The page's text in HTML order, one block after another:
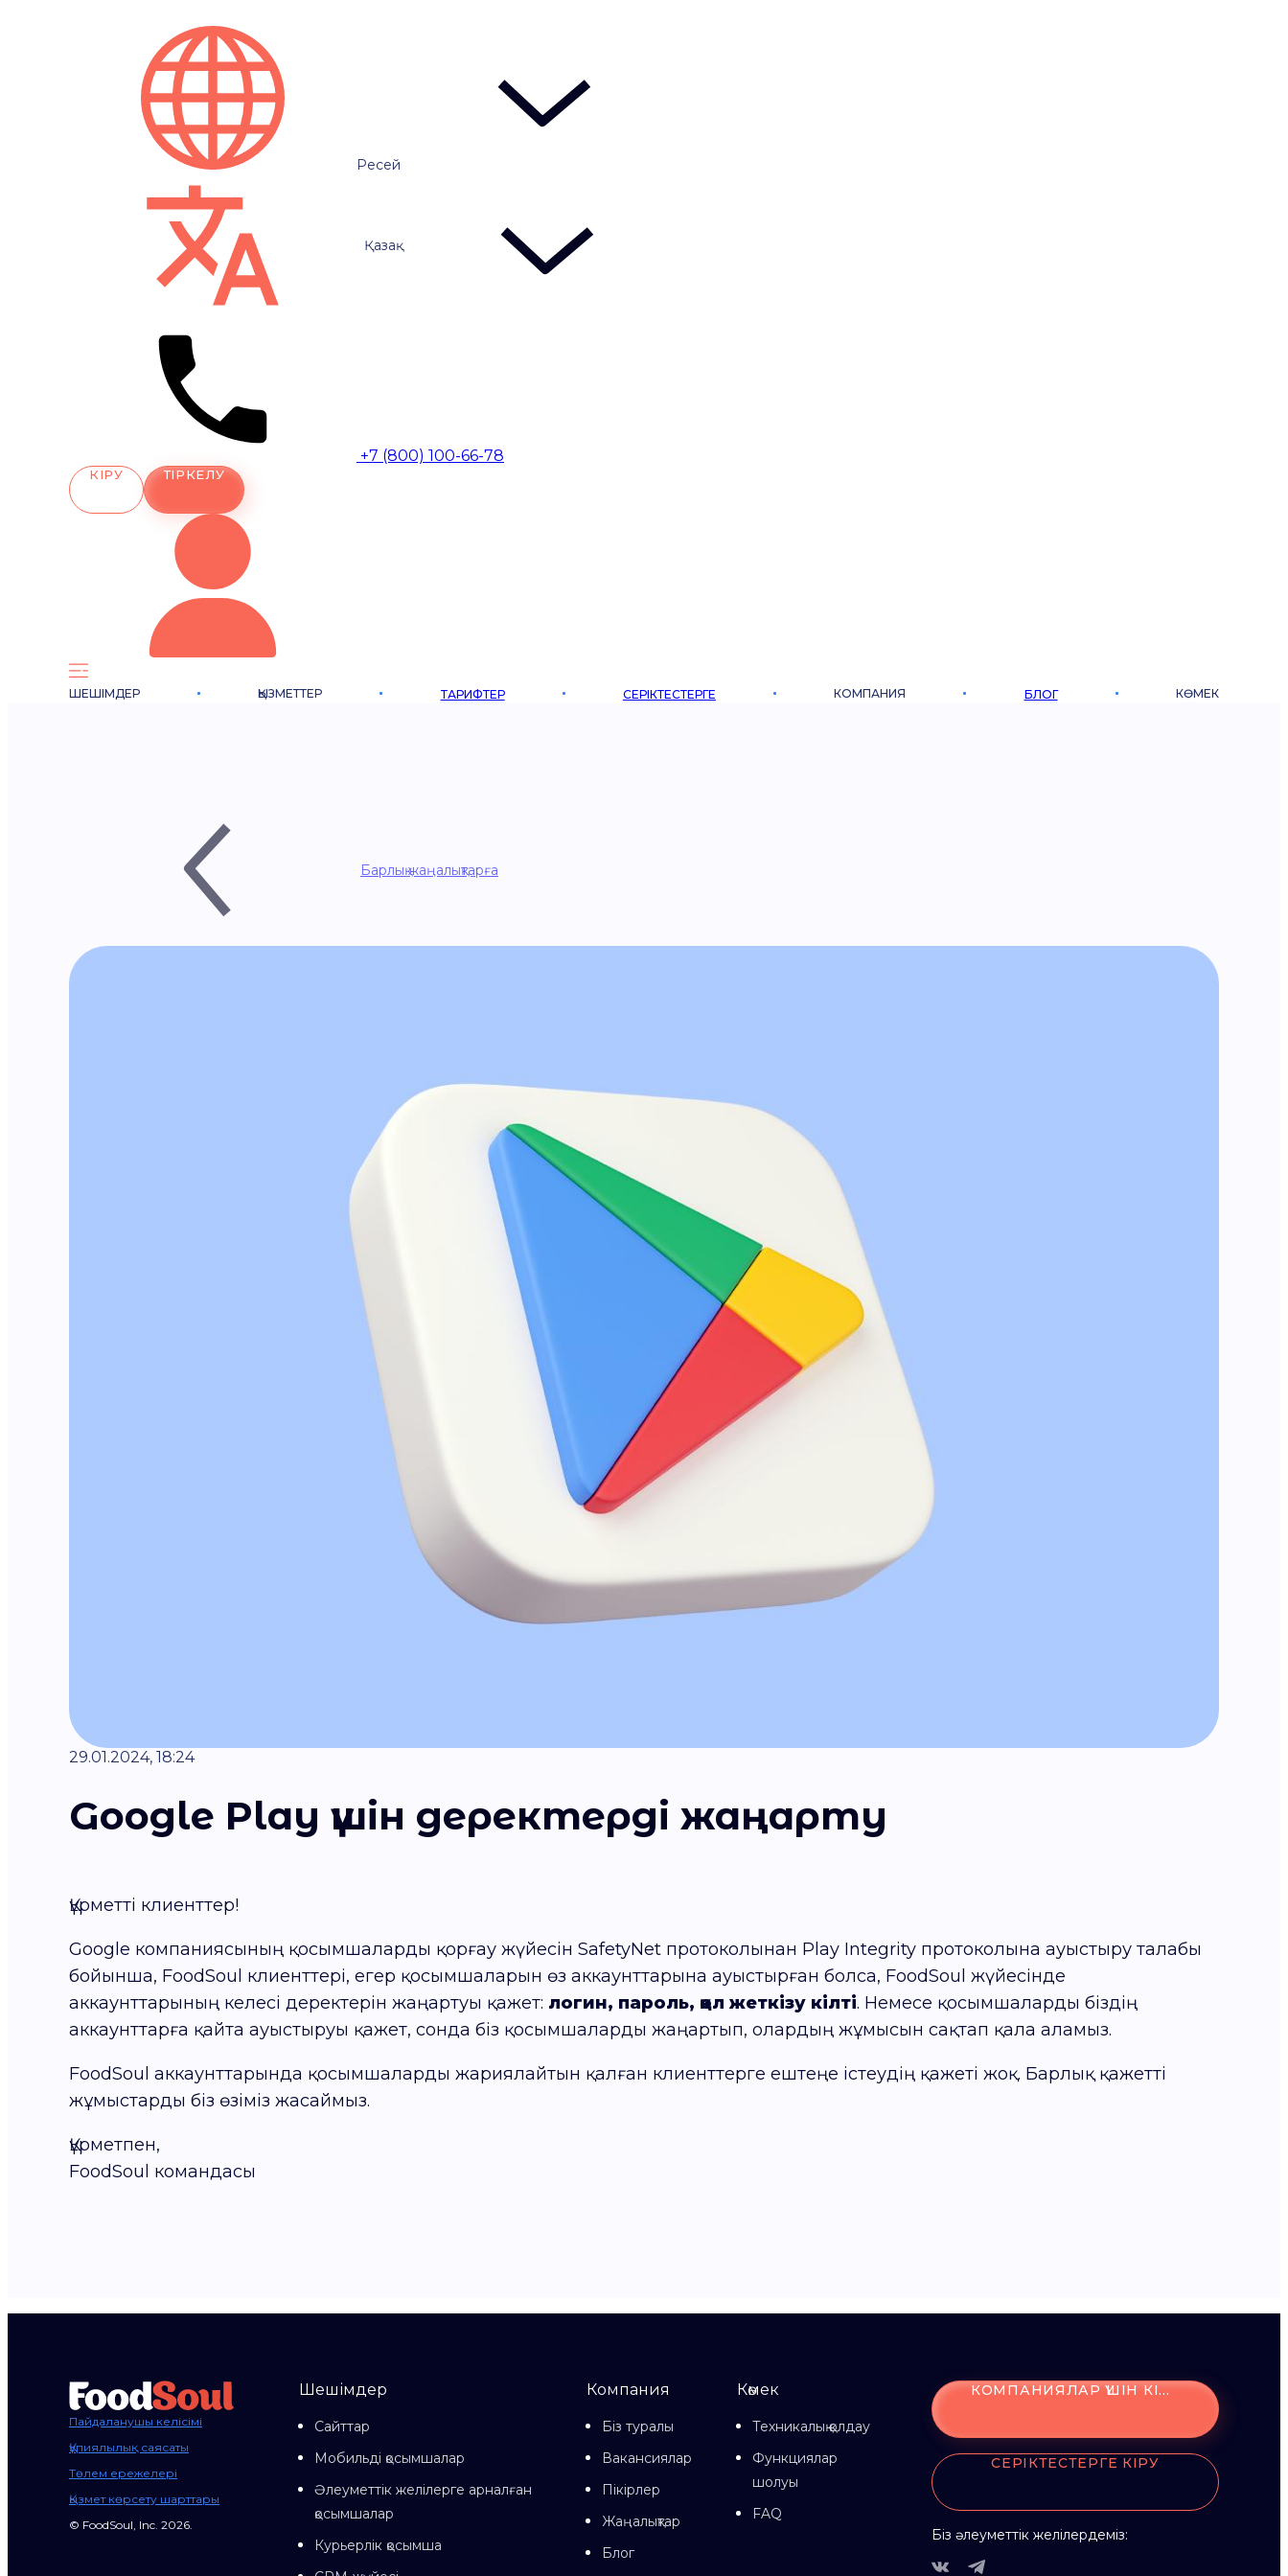
Ресей
Қазақ
+7 (800) 100-66-78
КІРУ ТІРКЕЛУ
ШЕШІМДЕР ҚЫЗМЕТТЕР ТАРИФТЕР СЕРІКТЕСТЕРГЕ КОМПАНИЯ БЛОГ КӨМЕК
Барлық жаңалықтарға
29.01.2024, 18:24
Google Play үшін деректерді жаңарту
Құрметті клиенттер!
Google компаниясының қосымшаларды қорғау жүйесін SafetyNet протоколынан Play Integrity протоколына ауыстыру талабы
бойынша, FoodSoul клиенттері, егер қосымшаларын өз аккаунттарына ауыстырған болса, FoodSoul жүйесінде
аккаунттарының келесі деректерін жаңартуы қажет: логин, пароль, қол жеткізу кілті. Немесе қосымшаларды біздің
аккаунттарға қайта ауыстыруы қажет, сонда біз қосымшаларды жаңартып, олардың жұмысын сақтап қала аламыз.
FoodSoul аккаунттарында қосымшаларды жариялайтын қалған клиенттерге ештеңе істеудің қажеті жоқ. Барлық қажетті
жұмыстарды біз өзіміз жасаймыз.
Құрметпен,
FoodSoul командасы
Пайдаланушы келісімі
Құпиялылық саясаты
Төлем ережелері
Қызмет көрсету шарттары
© FoodSoul, Inc. 2026.
Шешімдер
Сайттар
Мобильді қосымшалар
Әлеуметтік желілерге арналған
қосымшалар
Курьерлік қосымша
Компания
Біз туралы
Вакансиялар
Пікірлер
Жаңалықтар
Блог
Көмек
Техникалық қолдау
Функциялар
шолуы
FAQ
КОМПАНИЯЛАР ҮШІН КІРУ
СЕРІКТЕСТЕРГЕ КІРУ
Біз әлеуметтік желілердеміз: